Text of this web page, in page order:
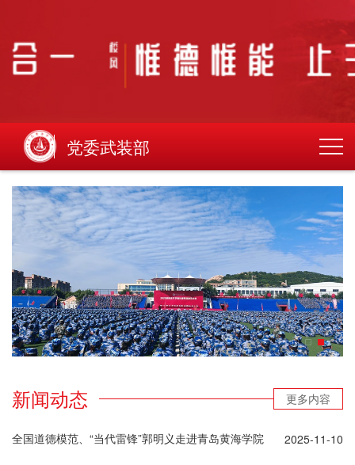
党委武装部
新闻动态 更多内容
全国道德模范、“当代雷锋”郭明义走进青岛黄海学院 2025-11-10